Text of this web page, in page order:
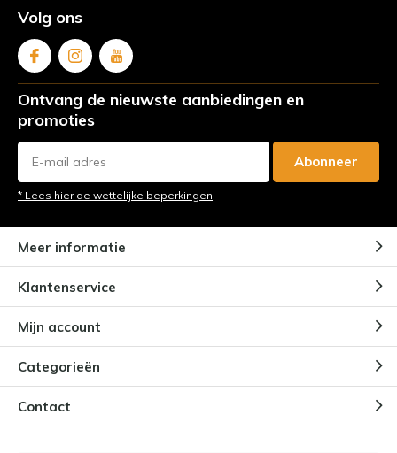
Volg ons
Ontvang de nieuwste aanbiedingen en
promoties
Abonneer
* Lees hier de wettelijke beperkingen
Meer informatie
Klantenservice
Mijn account
Categorieën
Contact